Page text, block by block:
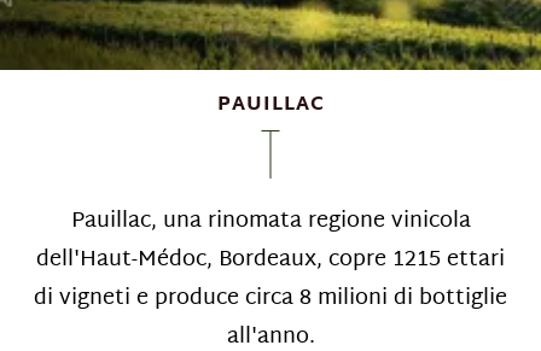
PAUILLAC
Pauillac, una rinomata regione vinicola
dell'Haut-Médoc, Bordeaux, copre 1215 ettari
di vigneti e produce circa 8 milioni di bottiglie
all'anno.